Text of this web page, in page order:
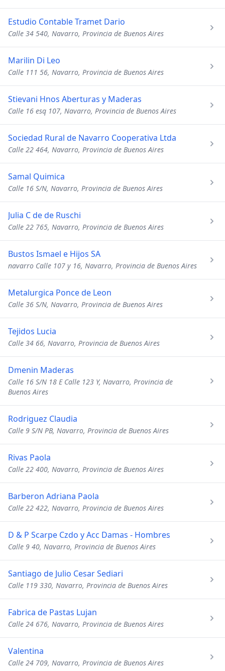
Estudio Contable Tramet Dario
Calle 34 540, Navarro, Provincia de Buenos Aires
Marilin Di Leo
Calle 111 56, Navarro, Provincia de Buenos Aires
Stievani Hnos Aberturas y Maderas
Calle 16 esq 107, Navarro, Provincia de Buenos Aires
Sociedad Rural de Navarro Cooperativa Ltda
Calle 22 464, Navarro, Provincia de Buenos Aires
Samal Quimica
Calle 16 S/N, Navarro, Provincia de Buenos Aires
Julia C de de Ruschi
Calle 22 765, Navarro, Provincia de Buenos Aires
Bustos Ismael e Hijos SA
navarro Calle 107 y 16, Navarro, Provincia de Buenos Aires
Metalurgica Ponce de Leon
Calle 36 S/N, Navarro, Provincia de Buenos Aires
Tejidos Lucia
Calle 34 66, Navarro, Provincia de Buenos Aires
Dmenin Maderas
Calle 16 S/N 18 E Calle 123 Y, Navarro, Provincia de
Buenos Aires
Rodriguez Claudia
Calle 9 S/N PB, Navarro, Provincia de Buenos Aires
Rivas Paola
Calle 22 400, Navarro, Provincia de Buenos Aires
Barberon Adriana Paola
Calle 22 422, Navarro, Provincia de Buenos Aires
D & P Scarpe Czdo y Acc Damas - Hombres
Calle 9 40, Navarro, Provincia de Buenos Aires
Santiago de Julio Cesar Sediari
Calle 119 330, Navarro, Provincia de Buenos Aires
Fabrica de Pastas Lujan
Calle 24 676, Navarro, Provincia de Buenos Aires
Valentina
Calle 24 709, Navarro, Provincia de Buenos Aires